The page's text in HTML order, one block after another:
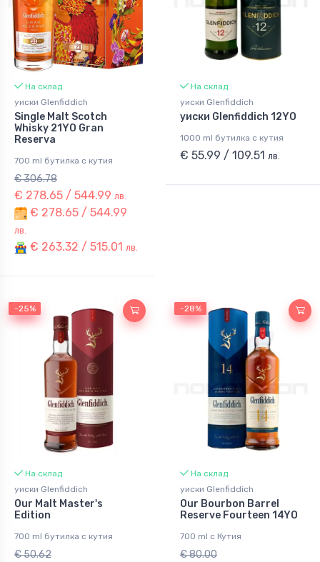
На склад
уиски Glenfiddich
Single Malt Scotch
Whisky 21YO Gran
Reserva
700 ml бутилка с кутия
€ 306.78
€ 278.65 / 544.99 лв.
€ 278.65 / 544.99
лв.
€ 263.32 / 515.01 лв.
На склад
уиски Glenfiddich
уиски Glenfiddich 12YO
1000 ml бутилка с кутия
€ 55.99 / 109.51 лв.
-25%
-25%
На склад
уиски Glenfiddich
Our Malt Master's
Edition
700 ml бутилка с кутия
€ 50.62
-28%
-28%
На склад
уиски Glenfiddich
Our Bourbon Barrel
Reserve Fourteen 14YO
700 ml с Кутия
€ 80.00